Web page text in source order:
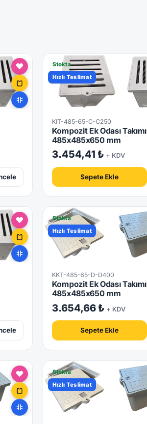
Stokta
Hızlı Teslimat
KIT-485-65-C-C250
Kompozit Ek Odası Takımı
485x485x650 mm
3.454,41 ₺ + KDV
Sepete Ekle
Stokta
Hızlı Teslimat
KKT-485-65-D-D400
Kompozit Ek Odası Takımı
485x485x650 mm
3.654,66 ₺ + KDV
Sepete Ekle
Stokta
Hızlı Teslimat